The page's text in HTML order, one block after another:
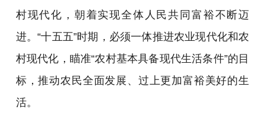
村现代化，朝着实现全体人民共同富裕不断迈
进。“十五五”时期，必须一体推进农业现代化和农
村现代化，瞄准“农村基本具备现代生活条件”的目
标，推动农民全面发展、过上更加富裕美好的生
活。